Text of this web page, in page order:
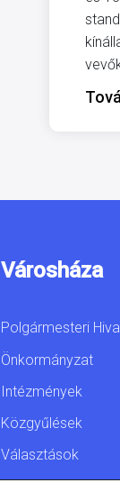
Városháza
Polgármesteri
Önkormányzat
Intézmények
Közgyűlések
Választások